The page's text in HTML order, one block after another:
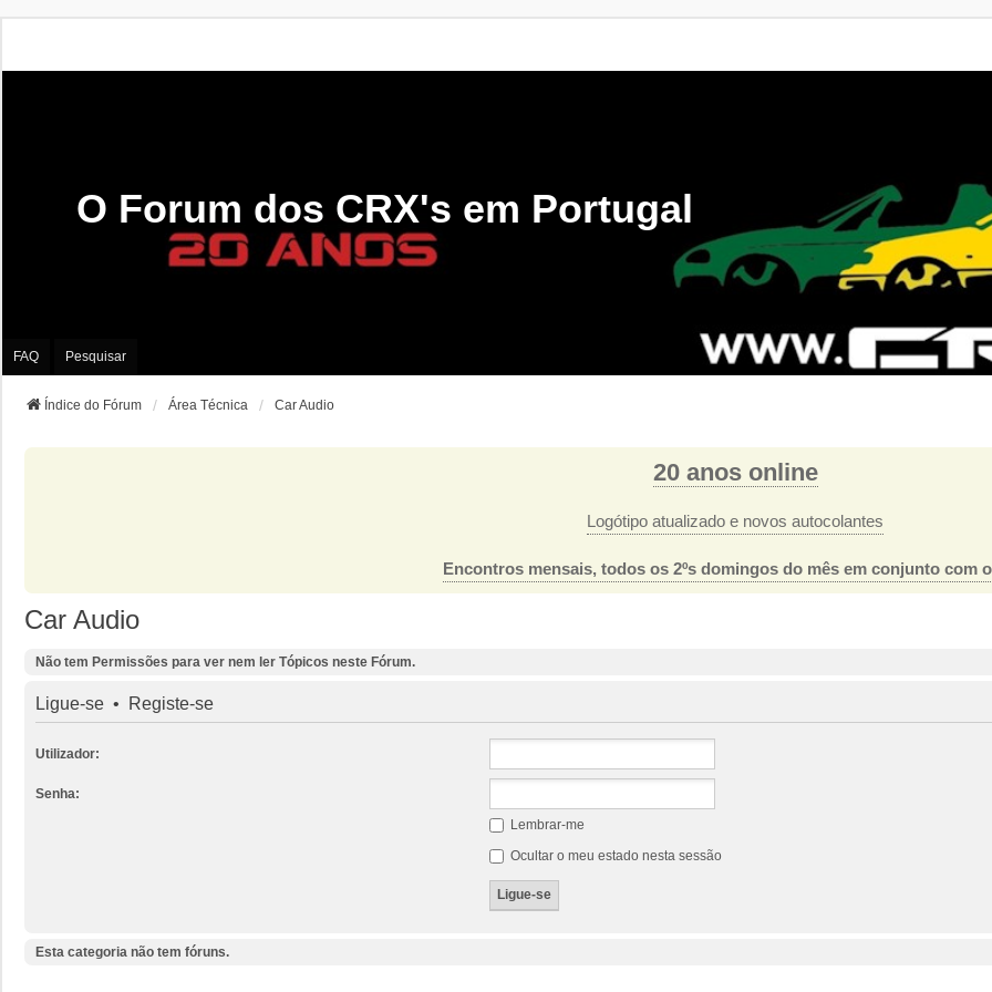
O Forum dos CRX's em Portugal
FAQ Pesquisar
Índice do Fórum Área Técnica Car Audio
20 anos online
Logótipo atualizado e novos autocolantes
Encontros mensais, todos os 2ºs domingos do mês em conjunto com
Car Audio
Não tem Permissões para ver nem ler Tópicos neste Fórum.
Ligue-se • Registe-se
Utilizador:
Senha:
Lembrar-me
Ocultar o meu estado nesta sessão
Esta categoria não tem fóruns.